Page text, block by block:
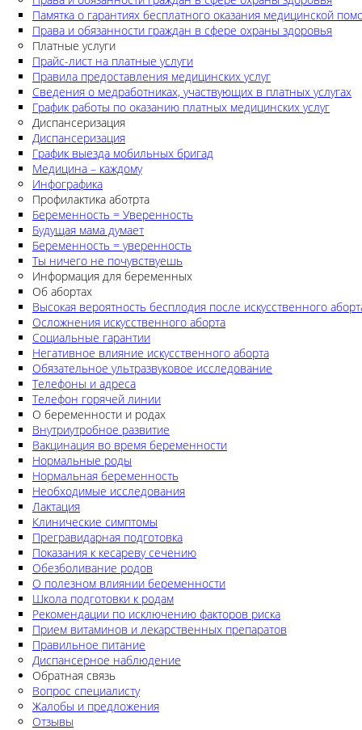
Памятка о гарантиях бесплатного оказания медицинской
Права и обязанности граждан в сфере охраны здоровья
Платные услуги
Прайс-лист на платные услуги
Правила предоставления медицинских услуг
Сведения о медработниках, участвующих в платных услугах
График работы по оказанию платных медицинских услуг
Диспансеризация
Диспансеризация
График выезда мобильных бригад
Медицина – каждому
Инфографика
Профилактика аботрта
Беременность = Уверенность
Будущая мама думает
Беременность = уверенность
Ты ничего не почувствуешь
Информация для беременных
Об абортах
Высокая вероятность бесплодия после искусственного
Осложнения искусственного аборта
Социальные гарантии
Негативное влияние искусственного аборта
Обязательное ультразвуковое исследование
Телефоны и адреса
Телефон горячей линии
О беременности и родах
Внутриутробное развитие
Вакцинация во время беременности
Нормальные роды
Нормальная беременность
Необходимые исследования
Лактация
Клинические симптомы
Прегравидарная подготовка
Показания к кесареву сечению
Обезболивание родов
О полезном влиянии беременности
Школа подготовки к родам
Рекомендации по исключению факторов риска
Прием витаминов и лекарственных препаратов
Правильное питание
Диспансерное наблюдение
Обратная связь
Вопрос специалисту
Жалобы и предложения
Отзывы